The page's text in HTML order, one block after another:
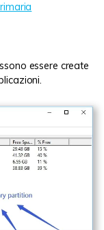
essere create